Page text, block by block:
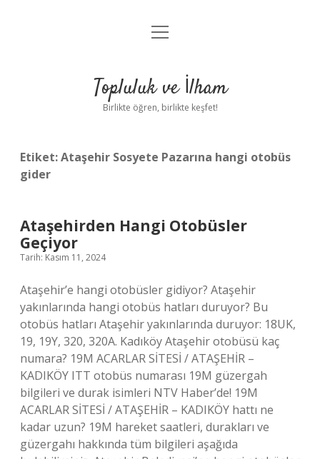
Anasayfa
Yasal Uyarı
menüyü
Topluluk ve İlham
Birlikte öğren, birlikte keşfet!
Etiket:Ataşehir Sosyete Pazarına hangi otobüs
gider
Ataşehirden Hangi Otobüsler
Geçiyor
Tarih: Kasım 11, 2024
Ataşehir’e hangi otobüsler gidiyor? Ataşehir
yakınlarında hangi otobüs hatları duruyor? Bu
otobüs hatları Ataşehir yakınlarında duruyor: 18UK,
19, 19Y, 320, 320A. Kadıköy Ataşehir otobüsü kaç
numara? 19M ACARLAR SİTESİ / ATAŞEHİR –
KADIKÖY ITT otobüs numarası 19M güzergah
bilgileri ve durak isimleri NTV Haber’de! 19M
ACARLAR SİTESİ / ATAŞEHİR – KADIKÖY hattı ne
kadar uzun? 19M hareket saatleri, durakları ve
güzergahı hakkında tüm bilgileri aşağıda